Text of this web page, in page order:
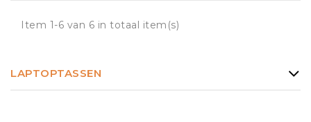
Item 1-6 van 6 in totaal item(s)
LAPTOPTASSEN